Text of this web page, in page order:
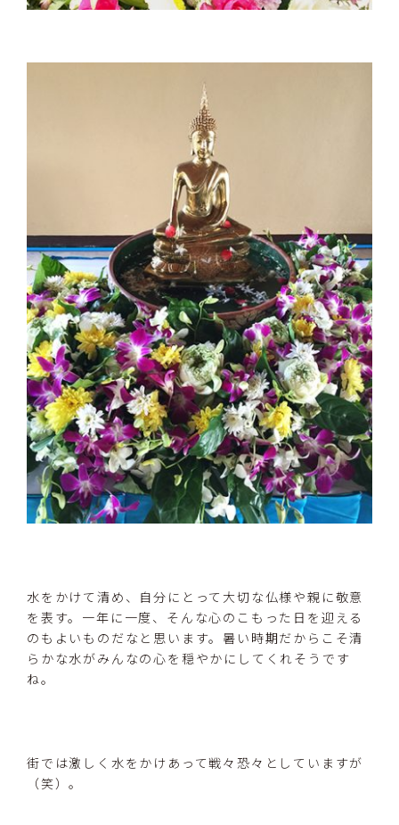
水をかけて清め、自分にとって大切な仏様や親に敬意
を表す。一年に一度、そんな心のこもった日を迎える
のもよいものだなと思います。暑い時期だからこそ清
らかな水がみんなの心を穏やかにしてくれそうです
ね。
街では激しく水をかけあって戦々恐々としていますが
（笑）。